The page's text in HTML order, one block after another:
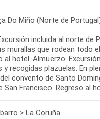
Do Miño (Norte de
incluida al norte de
murallas que rodean todo
al hotel. Almuerzo.
y recogidas plazuelas. En
convento de Santo
San Francisco. Regreso al
> La Coruña.